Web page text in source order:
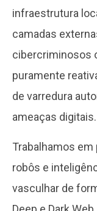
infraestrutura
camadas
cibercriminosos
puramente
de varredura
ameaças digitais.
Trabalhamos em
robôs e
vasculhar de